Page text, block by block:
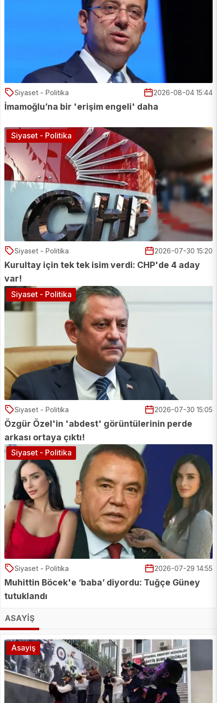
Siyaset - Politika 2026-08-04 15:44
İmamoğlu’na bir 'erişim engeli' daha
Siyaset - Politika 2026-07-30 15:20
Kurultay için tek tek isim verdi: CHP'de 4 aday
var!
Siyaset - Politika
Siyaset - Politika 2026-07-30 15:05
Özgür Özel'in 'abdest' görüntülerinin perde
arkası ortaya çıktı!
Siyaset - Politika
Siyaset - Politika 2026-07-29 14:55
Muhittin Böcek'e ‘baba’ diyordu: Tuğçe Güney
tutuklandı
Siyaset - Politika
ASAYİŞ
Asayiş